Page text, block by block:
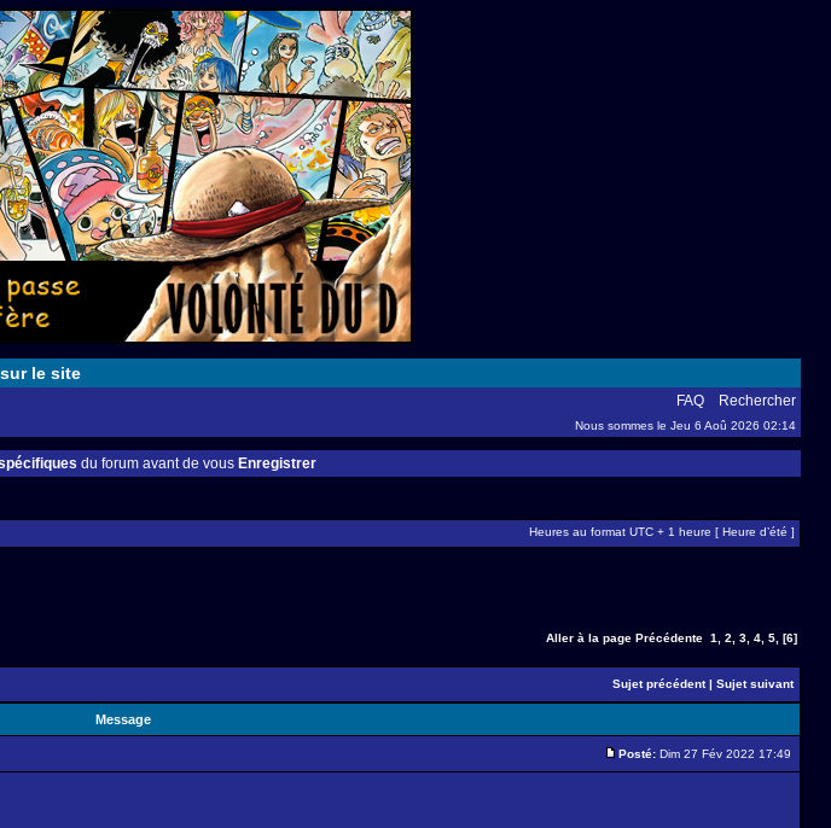
le site
FAQ Rechercher
Nous sommes le Jeu 6 Aoû 2026 02:14
du forum avant de vous Enregistrer
Heures au format UTC + 1 heure [ Heure d’été ]
Aller à la page Précédente 1 2 3 4 5 [6]
Sujet précédent| Sujet suivant
Message
Posté: Dim 27 Fév 2022 17:49